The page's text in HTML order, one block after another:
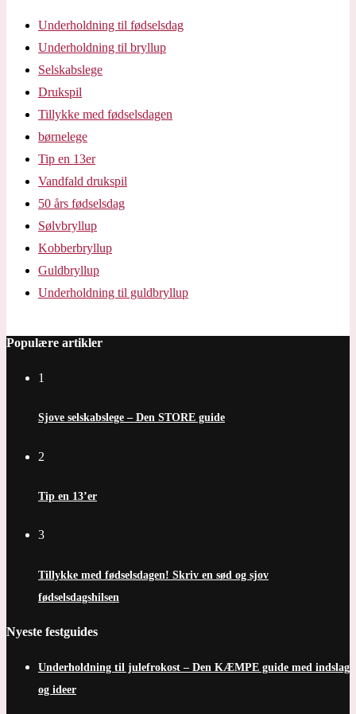
Underholdning til fødselsdag
Underholdning til bryllup
Selskabslege
Drukspil
Tillykke med fødselsdagen
børnelege
Tip en 13er
Vandfald drukspil
50 års fødselsdag
Sølvbryllup
Kobberbryllup
Guldbryllup
Underholdning til guldbryllup
Populære artikler
1
Sjove selskabslege – Den STORE guide
2
Tip en 13’er
3
Tillykke med fødselsdagen! Skriv en sød og sjov
fødselsdagshilsen
Nyeste festguides
Underholdning til julefrokost – Den KÆMPE guide med indslag
og ideer